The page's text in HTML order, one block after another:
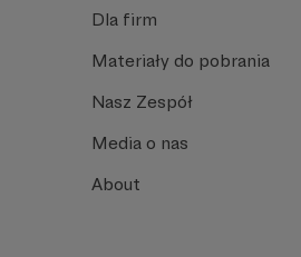
Dla firm
Materiały do pobrania
Nasz Zespół
Media o nas
About